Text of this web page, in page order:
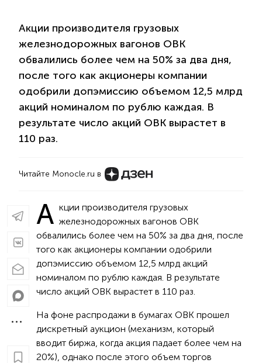
Акции производителя грузовых
железнодорожных вагонов ОВК
обвалились более чем на 50% за два дня,
после того как акционеры компании
одобрили допэмиссию объемом 12,5 млрд
акций номиналом по рублю каждая. В
результате число акций ОВК вырастет в
110 раз.
Читайте Monocle.ru в
А кции производителя грузовых
железнодорожных вагонов ОВК
обвалились более чем на 50% за два дня, после
того как акционеры компании одобрили
допэмиссию объемом 12,5 млрд акций
номиналом по рублю каждая. В результате
число акций ОВК вырастет в 110 раз.
На фоне распродажи в бумагах ОВК прошел
дискретный аукцион (механизм, который
вводит биржа, когда акция падает более чем на
20%), однако после этого объем торгов